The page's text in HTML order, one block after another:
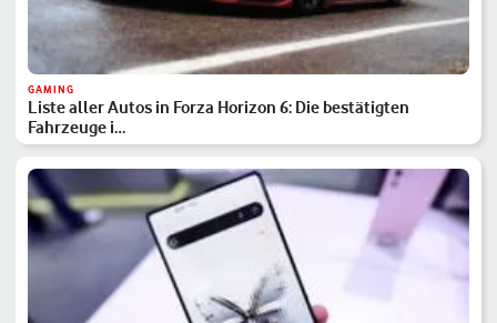
GAMING
Liste aller Autos in Forza Horizon 6: Die bestätigten
Fahrzeuge i…